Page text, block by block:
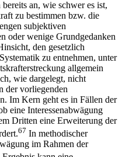
an, wie schwer es ist,
zu bestimmen bzw. die
subjektiven
oder wenige Grundgedanken
den gesetzlich
zu entnehmen, unter
allgemein
wie dargelegt, nicht
der vorliegenden
Im Kern geht es in Fällen der
eine Interessenabwägung
Dritten eine Erweiterung der
67 In methodischer
im Rahmen der